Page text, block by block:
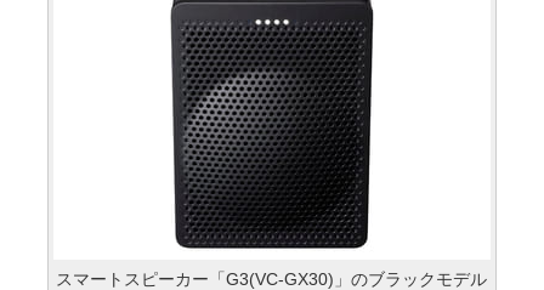
スマートスピーカー「G3(VC-GX30)」のブラックモデル